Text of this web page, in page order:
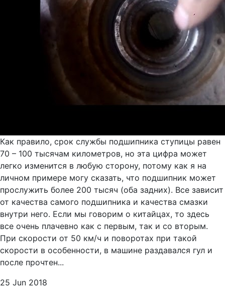
Как правило, срок службы подшипника ступицы равен
70 – 100 тысячам километров, но эта цифра может
легко изменится в любую сторону, потому как я на
личном примере могу сказать, что подшипник может
прослужить более 200 тысяч (оба задних). Все зависит
от качества самого подшипника и качества смазки
внутри него. Если мы говорим о китайцах, то здесь
все очень плачевно как с первым, так и со вторым.
При скорости от 50 км/ч и поворотах при такой
скорости в особенности, в машине раздавался гул и
после прочтен...
25 Jun 2018